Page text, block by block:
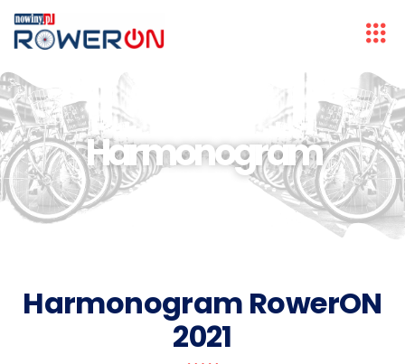
Harmonogram
Harmonogram RowerON
2021